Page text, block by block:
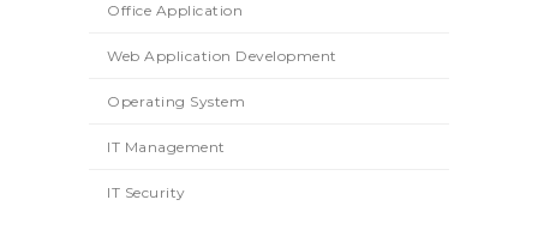
Office Application
Web Application Development
Operating System
IT Management
IT Security